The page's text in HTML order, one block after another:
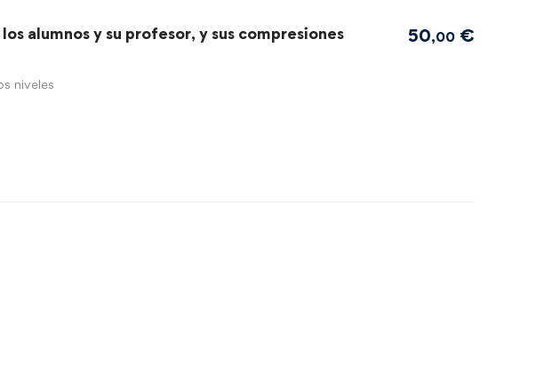
alumnos y su profesor, y sus compresiones
niveles
50,00 €